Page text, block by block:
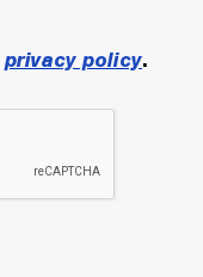
privacy policy.